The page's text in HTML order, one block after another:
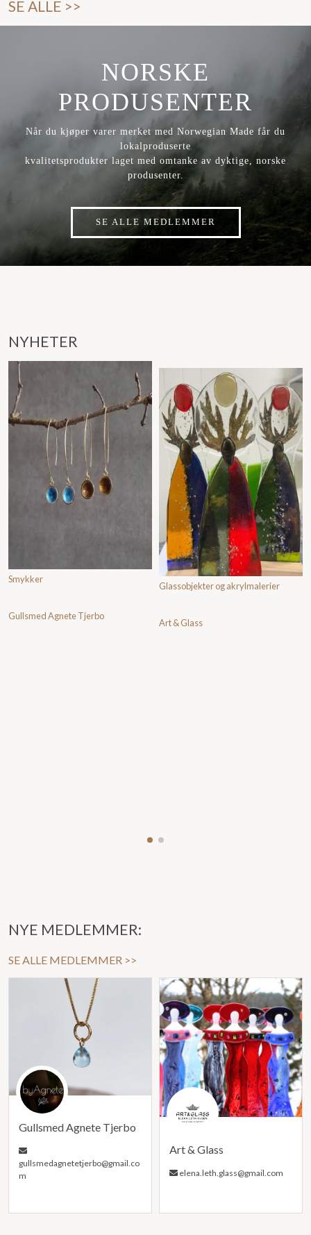
SE ALLE >>
NORSKE
PRODUSENTER
Når du kjøper varer merket med Norwegian Made får du
lokalproduserte
kvalitetsprodukter laget med omtanke av dyktige, norske
produsenter.
SE ALLE MEDLEMMER
NYHETER
Smykker
Gullsmed Agnete Tjerbo
Glassobjekter og akrylmalerier
Art & Glass
NYE MEDLEMMER:
SE ALLE MEDLEMMER >>
Gullsmed Agnete Tjerbo
gullsmedagnetetjerbo@gmail.co
m
Art & Glass
elena.leth.glass@gmail.com